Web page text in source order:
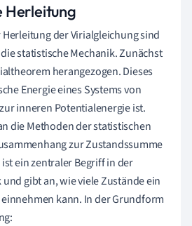
Herleitung
der Virialgleichung sind
statistische Mechanik. Zunächst
herangezogen. Dieses
Energie eines Systems von
inneren Potentialenergie ist.
die Methoden der statistischen
zur Zustandssumme
ein zentraler Begriff in der
gibt an, wie viele Zustände ein
kann. In der Grundform